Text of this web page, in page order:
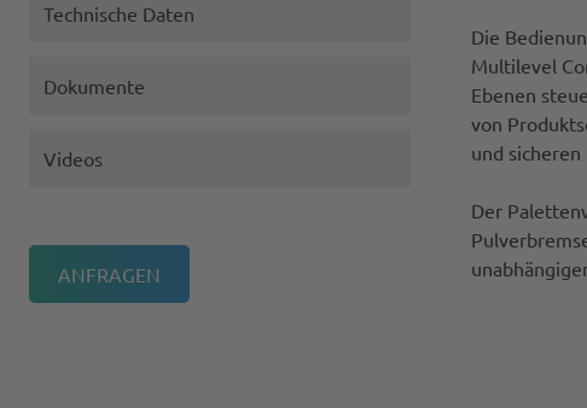
Technische Daten
Dokumente
Videos
Die
Multilevel
Ebenen
von
und
Der